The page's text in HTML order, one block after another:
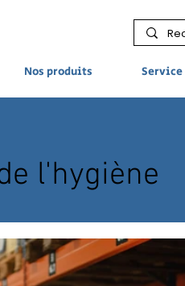
Nos produits Service
l'hygiène